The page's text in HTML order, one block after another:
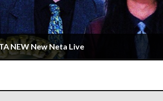
NEW New Neta Live